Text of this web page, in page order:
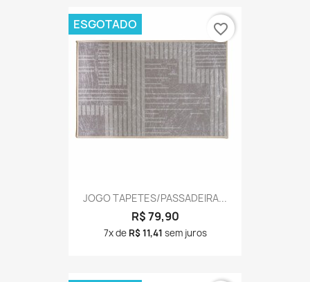
JOGO TAPETES/PASSADEIRA...
R$ 79,90
7x de R$ 11,41 sem juros
ESGOTADO favorite_border